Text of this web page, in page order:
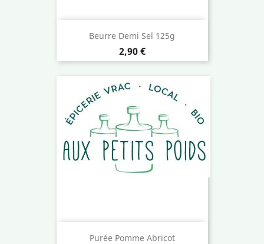
Beurre Demi Sel 125g
Prix
2,90 €
Purée Pomme Abricot